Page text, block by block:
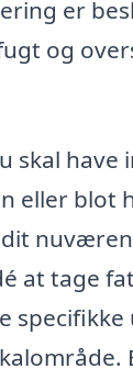
er
og
skal have
eller blot
at tage